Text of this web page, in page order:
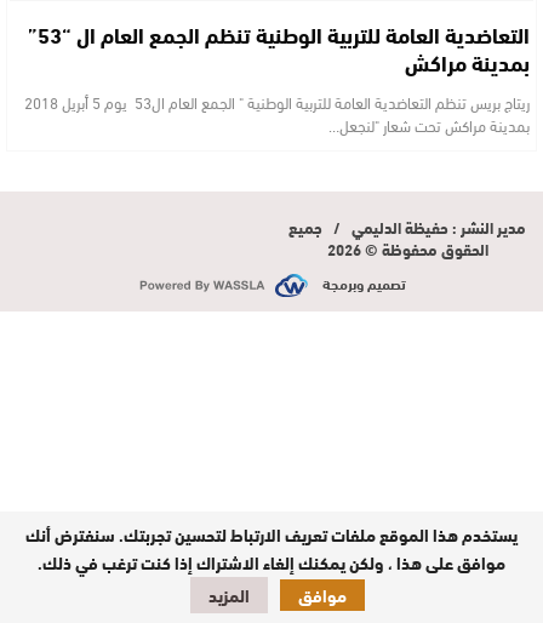
التعاضدية العامة للتربية الوطنية تنظم الجمع العام ال “53”
بمدينة مراكش
ريتاج بريس تنظم التعاضدية العامة للتربية الوطنية " الجمع العام ال53 يوم 5 أبريل 2018
بمدينة مراكش تحت شعار "لنجعل…
مدير النشر : حفيظة الدليمي / جميع
الحقوق محفوظة © 2026
تصميم وبرمجة
يستخدم هذا الموقع ملفات تعريف الارتباط لتحسين تجربتك. سنفترض أنك
موافق على هذا ، ولكن يمكنك إلغاء الاشتراك إذا كنت ترغب في ذلك.
موافق
المزيد